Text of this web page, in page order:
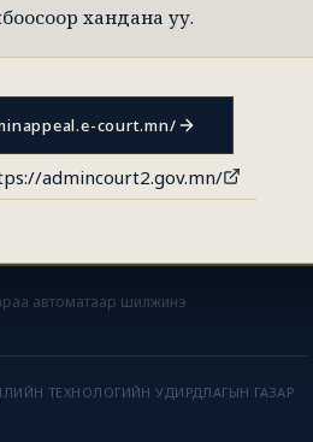
хандана уу.
court.mn/
admincourt2.gov.mn/
автоматаар шилжинэ
ТЕХНОЛОГИЙН УДИРДЛАГЫН ГАЗАР